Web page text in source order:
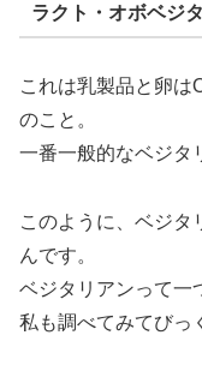
ラクト・オボベジ
これは乳製品と卵は
のこと。
一番一般的なベジタ
このように、ベジタ
んです。
ベジタリアンって一
私も調べてみてびっ